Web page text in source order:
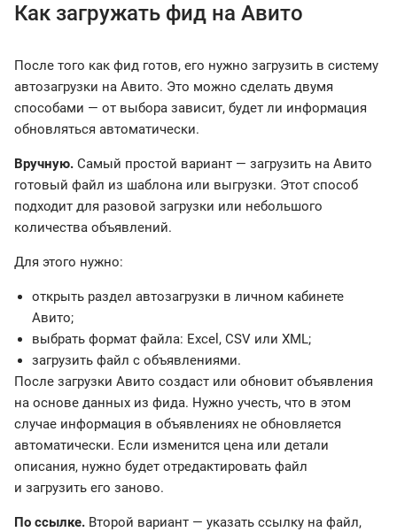
Как загружать фид на Авито
После того как фид готов, его нужно загрузить в систему
автозагрузки на Авито. Это можно сделать двумя
способами — от выбора зависит, будет ли информация
обновляться автоматически.
Вручную. Самый простой вариант — загрузить на Авито
готовый файл из шаблона или выгрузки. Этот способ
подходит для разовой загрузки или небольшого
количества объявлений.
Для этого нужно:
открыть раздел автозагрузки в личном кабинете
Авито;
выбрать формат файла: Excel, CSV или XML;
загрузить файл с объявлениями.
После загрузки Авито создаст или обновит объявления
на основе данных из фида. Нужно учесть, что в этом
случае информация в объявлениях не обновляется
автоматически. Если изменится цена или детали
описания, нужно будет отредактировать файл
и загрузить его заново.
По ссылке. Второй вариант — указать ссылку на файл,